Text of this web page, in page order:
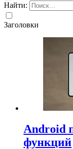
Найти:
Заголовки
Android
функций